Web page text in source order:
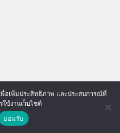
พื่อเพิ่มประสิทธิภาพ และประสบการณ์ที่
ใช้งานเว็บไซต์
ยอมรับ